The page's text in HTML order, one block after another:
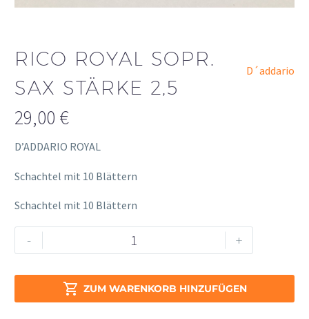
RICO ROYAL SOPR.
SAX STÄRKE 2,5
D´addario
29,00 €
D’ADDARIO ROYAL
Schachtel mit 10 Blättern
Schachtel mit 10 Blättern
-
Royal
Stärke
+
 ZUM WARENKORB HINZUFÜGEN
Alternative: